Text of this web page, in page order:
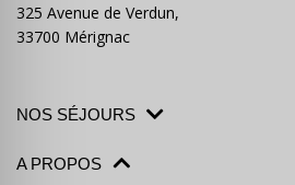
325 Avenue de Verdun,
33700 Mérignac
NOS SÉJOURS
A PROPOS